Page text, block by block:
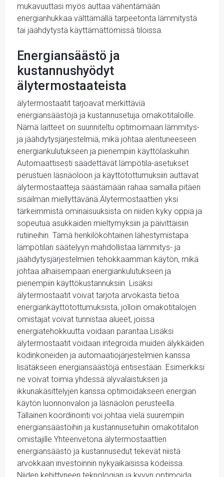
mukavuuttasi myös auttaa vähentämään
energianhukkaa välttämällä tarpeetonta lämmitystä
tai jäähdytystä käyttämättömissä tiloissa.
Energiansäästö ja
kustannushyödyt
älytermostaateista
älytermostaatit tarjoavat merkittäviä
energiansäästöjä ja kustannusetuja omakotitaloille.
Nämä laitteet on suunniteltu optimoimaan lämmitys-
ja jäähdytysjärjestelmiä, mikä johtaa alentuneeseen
energiankulutukseen ja pienempiin käyttölaskuihin.
Automaattisesti säädettävät lämpötila-asetukset
perustuen läsnäoloon ja käyttötottumuksiin auttavat
älytermostaatteja säästämään rahaa samalla pitäen
sisäilman miellyttävänä.Älytermostaattien yksi
tärkeimmistä ominaisuuksista on niiden kyky oppia ja
sopeutua asukkaiden mieltymyksiin ja päivittäisiin
rutiineihin. Tämä henkilökohtainen lähestymistapa
lämpötilan säätelyyn mahdollistaa lämmitys- ja
jäähdytysjärjestelmien tehokkaamman käytön, mikä
johtaa alhaisempaan energiankulutukseen ja
pienempiin käyttökustannuksiin. Lisäksi
älytermostaatit voivat tarjota arvokasta tietoa
energiankäyttötottumuksista, jolloin omakotitalojen
omistajat voivat tunnistaa alueet, joissa
energiatehokkuutta voidaan parantaa.Lisäksi
älytermostaatit voidaan integroida muiden älykkäiden
kodinkoneiden ja automaatiojärjestelmien kanssa
lisätäkseen energiansäästöjä entisestään. Esimerkiksi
ne voivat toimia yhdessä älyvalaistuksen ja
ikkunakäsittelyjen kanssa optimoidakseen energian
käytön luonnonvalon ja läsnäolon perusteella.
Tällainen koordinointi voi johtaa vielä suurempiin
energiansäästöihin ja kustannusetuihin omakotitalon
omistajille.Yhteenvetona älytermostaattien
energiansäästö ja kustannusedut tekevät niistä
arvokkaan investoinnin nykyaikaisissa kodeissa.